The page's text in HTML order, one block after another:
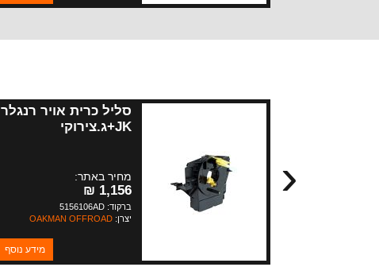
סליל כרית אויר רנגלר
JK+ג.צירוקי
מחיר באתר:
1,156 ₪
ברקוד: 5156106AD
יצרן: OAKMAN OFFROAD
מידע נוסף
‹